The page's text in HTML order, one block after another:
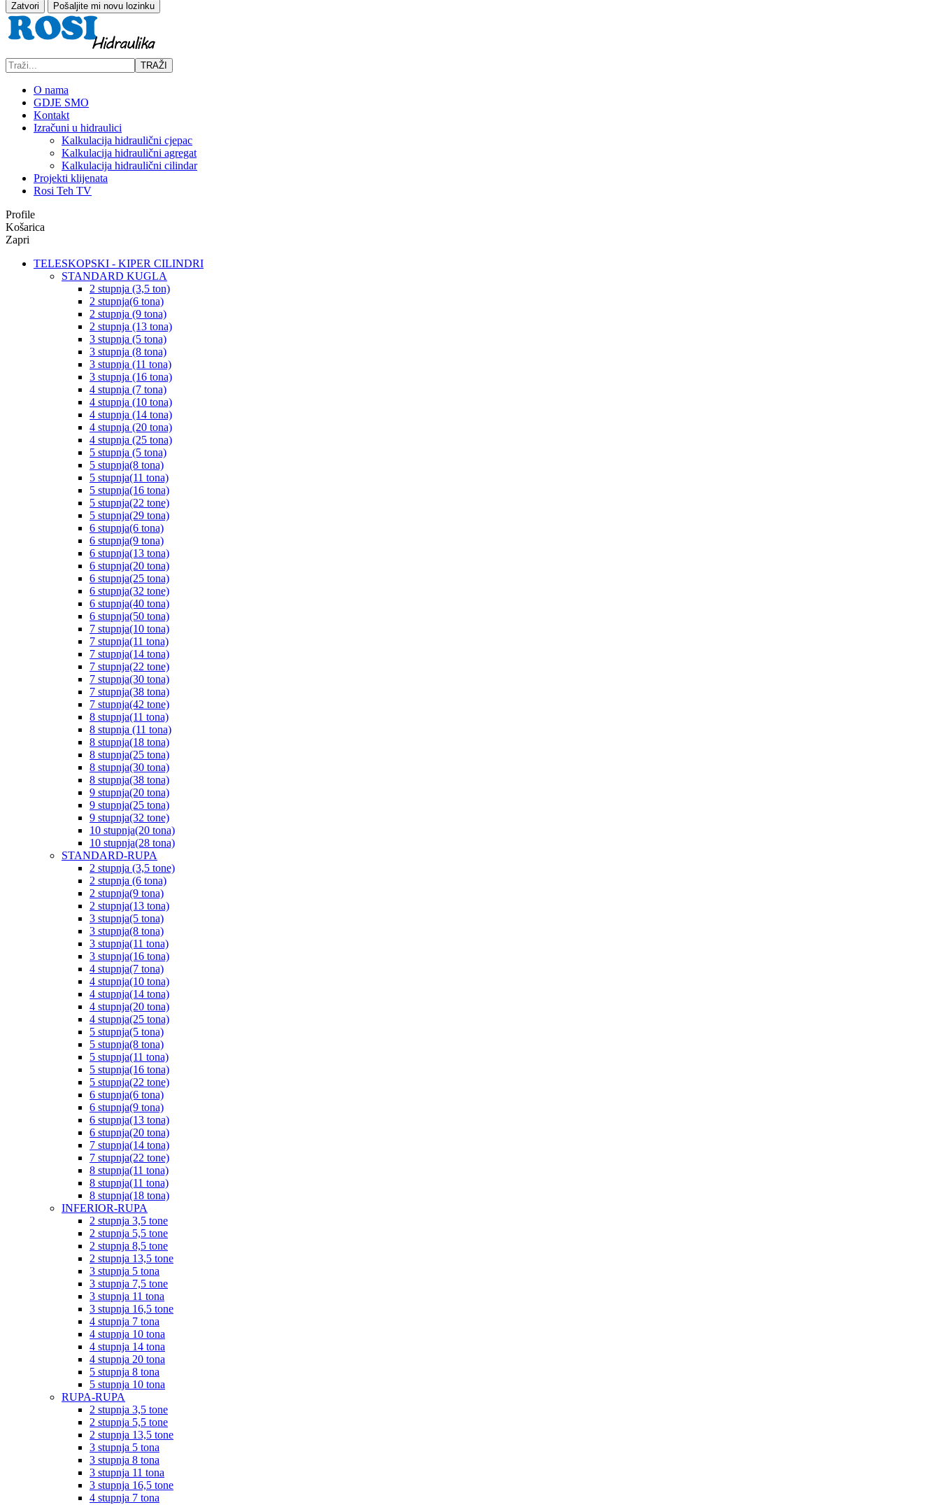
Zatvori Pošaljite mi novu lozinku
TRAŽI
O nama
GDJE SMO
Kontakt
Izračuni u hidraulici
Kalkulacija hidraulični cjepac
Kalkulacija hidraulični agregat
Kalkulacija hidraulični cilindar
Projekti klijenata
Rosi Teh TV
Profile
Košarica
Zapri
TELESKOPSKI - KIPER CILINDRI
STANDARD KUGLA
2 stupnja (3,5 ton)
2 stupnja(6 tona)
2 stupnja (9 tona)
2 stupnja (13 tona)
3 stupnja (5 tona)
3 stupnja (8 tona)
3 stupnja (11 tona)
3 stupnja (16 tona)
4 stupnja (7 tona)
4 stupnja (10 tona)
4 stupnja (14 tona)
4 stupnja (20 tona)
4 stupnja (25 tona)
5 stupnja (5 tona)
5 stupnja(8 tona)
5 stupnja(11 tona)
5 stupnja(16 tona)
5 stupnja(22 tone)
5 stupnja(29 tona)
6 stupnja(6 tona)
6 stupnja(9 tona)
6 stupnja(13 tona)
6 stupnja(20 tona)
6 stupnja(25 tona)
6 stupnja(32 tone)
6 stupnja(40 tona)
6 stupnja(50 tona)
7 stupnja(10 tona)
7 stupnja(11 tona)
7 stupnja(14 tona)
7 stupnja(22 tone)
7 stupnja(30 tona)
7 stupnja(38 tona)
7 stupnja(42 tone)
8 stupnja(11 tona)
8 stupnja (11 tona)
8 stupnja(18 tona)
8 stupnja(25 tona)
8 stupnja(30 tona)
8 stupnja(38 tona)
9 stupnja(20 tona)
9 stupnja(25 tona)
9 stupnja(32 tone)
10 stupnja(20 tona)
10 stupnja(28 tona)
STANDARD-RUPA
2 stupnja (3,5 tone)
2 stupnja (6 tona)
2 stupnja(9 tona)
2 stupnja(13 tona)
3 stupnja(5 tona)
3 stupnja(8 tona)
3 stupnja(11 tona)
3 stupnja(16 tona)
4 stupnja(7 tona)
4 stupnja(10 tona)
4 stupnja(14 tona)
4 stupnja(20 tona)
4 stupnja(25 tona)
5 stupnja(5 tona)
5 stupnja(8 tona)
5 stupnja(11 tona)
5 stupnja(16 tona)
5 stupnja(22 tone)
6 stupnja(6 tona)
6 stupnja(9 tona)
6 stupnja(13 tona)
6 stupnja(20 tona)
7 stupnja(14 tona)
7 stupnja(22 tone)
8 stupnja(11 tona)
8 stupnja(11 tona)
8 stupnja(18 tona)
INFERIOR-RUPA
2 stupnja 3,5 tone
2 stupnja 5,5 tone
2 stupnja 8,5 tone
2 stupnja 13,5 tone
3 stupnja 5 tona
3 stupnja 7,5 tone
3 stupnja 11 tona
3 stupnja 16,5 tone
4 stupnja 7 tona
4 stupnja 10 tona
4 stupnja 14 tona
4 stupnja 20 tona
5 stupnja 8 tona
5 stupnja 10 tona
RUPA-RUPA
2 stupnja 3,5 tone
2 stupnja 5,5 tone
2 stupnja 13,5 tone
3 stupnja 5 tona
3 stupnja 8 tona
3 stupnja 11 tona
3 stupnja 16,5 tone
4 stupnja 7 tona